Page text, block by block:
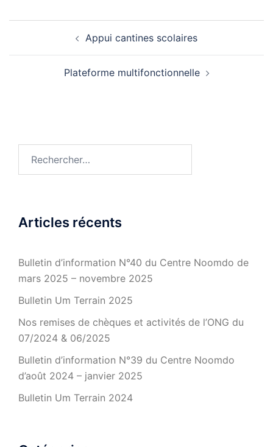
Appui cantines scolaires
Plateforme multifonctionnelle
Articles récents
Bulletin d’information N°40 du Centre Noomdo de
mars 2025 – novembre 2025
Bulletin Um Terrain 2025
Nos remises de chèques et activités de l’ONG du
07/2024 & 06/2025
Bulletin d’information N°39 du Centre Noomdo
d’août 2024 – janvier 2025
Bulletin Um Terrain 2024